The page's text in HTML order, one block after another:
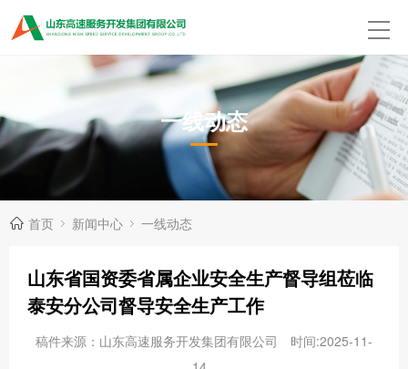
一线动态
首页 新闻中心 一线动态
山东省国资委省属企业安全生产督导组莅临
泰安分公司督导安全生产工作
稿件来源：山东高速服务开发集团有限公司
时间:2025-11-